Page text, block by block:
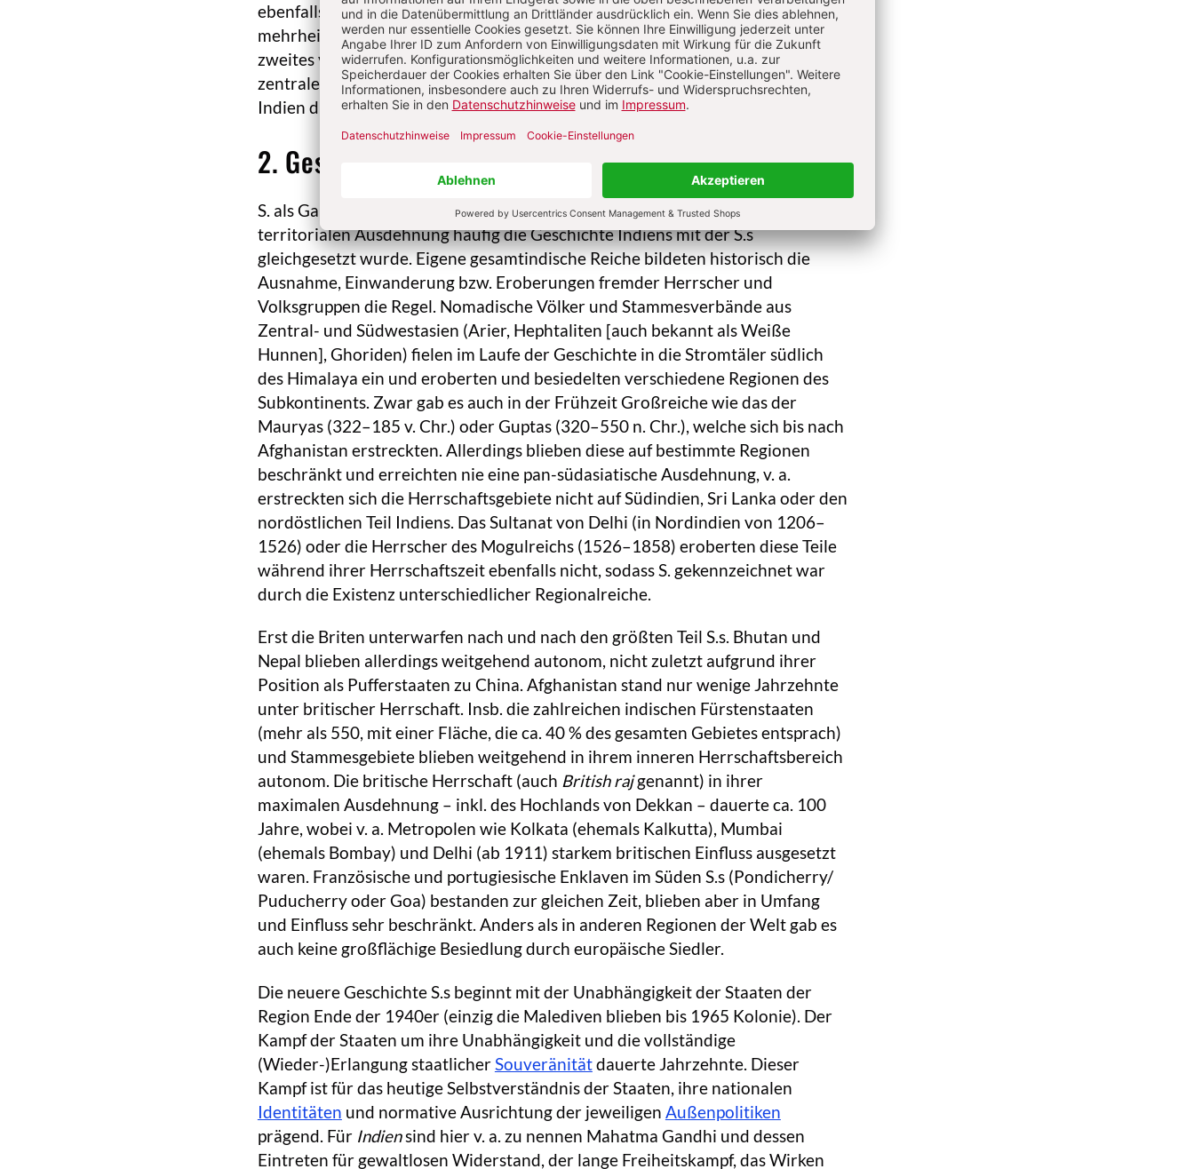
ebenfalls im indischen Bundesstaat West-Bengalen leben, der jedoch
mehrheitlich von Hindus bewohnt wird. Neben dieser Heterogenität tritt als
zweites verbindendes Kennzeichen die Dominanz Indiens in S. Neben seiner
zentralen geographischen Lage und schieren Bevölkerungsgröße dominiert
Indien die Region v. a. wirtschaftlich, politisch, geostrategisch und militärisch.
2. Geschichte, Staaten und politische Systeme
S. als Ganzes weist keine gemeinsame Geschichte auf, wobei aufgrund seiner
territorialen Ausdehnung häufig die Geschichte Indiens mit der S.s
gleichgesetzt wurde. Eigene gesamtindische Reiche bildeten historisch die
Ausnahme, Einwanderung bzw. Eroberungen fremder Herrscher und
Volksgruppen die Regel. Nomadische Völker und Stammesverbände aus
Zentral- und Südwestasien (Arier, Hephtaliten [auch bekannt als Weiße
Hunnen], Ghoriden) fielen im Laufe der Geschichte in die Stromtäler südlich
des Himalaya ein und eroberten und besiedelten verschiedene Regionen des
Subkontinents. Zwar gab es auch in der Frühzeit Großreiche wie das der
Mauryas (322–185 v. Chr.) oder Guptas (320–550 n. Chr.), welche sich bis nach
Afghanistan erstreckten. Allerdings blieben diese auf bestimmte Regionen
beschränkt und erreichten nie eine pan-südasiatische Ausdehnung, v. a.
erstreckten sich die Herrschaftsgebiete nicht auf Südindien, Sri Lanka oder den
nordöstlichen Teil Indiens. Das Sultanat von Delhi (in Nordindien von 1206–
1526) oder die Herrscher des Mogulreichs (1526–1858) eroberten diese Teile
während ihrer Herrschaftszeit ebenfalls nicht, sodass S. gekennzeichnet war
durch die Existenz unterschiedlicher Regionalreiche.
Erst die Briten unterwarfen nach und nach den größten Teil S.s. Bhutan und
Nepal blieben allerdings weitgehend autonom, nicht zuletzt aufgrund ihrer
Position als Pufferstaaten zu China. Afghanistan stand nur wenige Jahrzehnte
unter britischer Herrschaft. Insb. die zahlreichen indischen Fürstenstaaten
(mehr als 550, mit einer Fläche, die ca. 40 % des gesamten Gebietes entsprach)
und Stammesgebiete blieben weitgehend in ihrem inneren Herrschaftsbereich
autonom. Die britische Herrschaft (auch British rajgenannt) in ihrer
maximalen Ausdehnung – inkl. des Hochlands von Dekkan – dauerte ca. 100
Jahre, wobei v. a. Metropolen wie Kolkata (ehemals Kalkutta), Mumbai
(ehemals Bombay) und Delhi (ab 1911) starkem britischen Einfluss ausgesetzt
waren. Französische und portugiesische Enklaven im Süden S.s (Pondicherry/
Puducherry oder Goa) bestanden zur gleichen Zeit, blieben aber in Umfang
und Einfluss sehr beschränkt. Anders als in anderen Regionen der Welt gab es
auch keine großflächige Besiedlung durch europäische Siedler.
Die neuere Geschichte S.s beginnt mit der Unabhängigkeit der Staaten der
Region Ende der 1940er (einzig die Malediven blieben bis 1965 Kolonie). Der
Kampf der Staaten um ihre Unabhängigkeit und die vollständige
(Wieder-)Erlangung staatlicherSouveränitätdauerte Jahrzehnte. Dieser
Kampf ist für das heutige Selbstverständnis der Staaten, ihre nationalen
Identitäten und normative Ausrichtung der jeweiligen Außenpolitiken
prägend. Für Indiensind hier v. a. zu nennen Mahatma Gandhi und dessen
Eintreten für gewaltlosen Widerstand, der lange Freiheitskampf, das Wirken